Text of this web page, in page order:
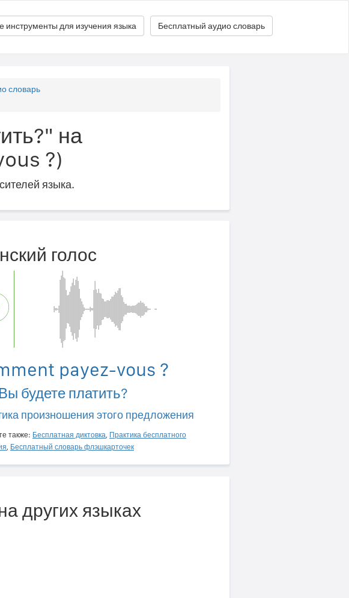
Бесплатный аудио словарь
инструменты для изучения языка
словарь
на
?)
языка.
голос
payez-vous ?
будете платить?
произношения этого предложения
также: Бесплатная диктовка, Практика бесплатного
, Бесплатный словарь флэшкарточек
других языках